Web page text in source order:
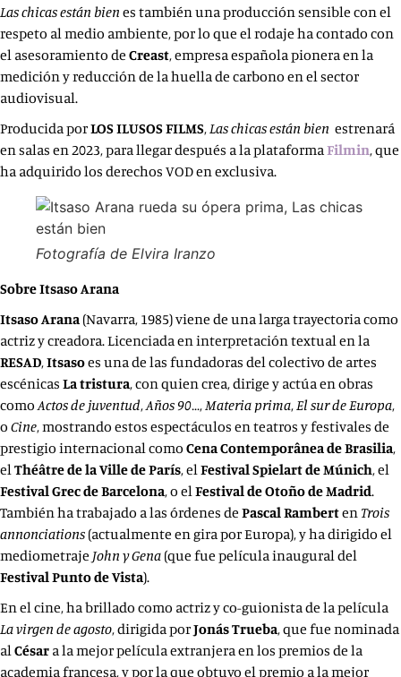
Las chicas están bien es también una producción sensible con el
respeto al medio ambiente, por lo que el rodaje ha contado con
el asesoramiento de Creast, empresa española pionera en la
medición y reducción de la huella de carbono en el sector
audiovisual.
Producida porLOS ILUSOS FILMS,Las chicas están bien estrenará
en salas en 2023, para llegar después a la plataformaFilmin, que
ha adquirido los derechos VOD en exclusiva.
Fotografía de Elvira Iranzo
SobreItsaso Arana
Itsaso Arana (Navarra, 1985) viene de una larga trayectoria como
actriz y creadora. Licenciada en interpretación textual en la
RESAD,Itsasoes una de las fundadoras del colectivo de artes
escénicas La tristura, con quien crea, dirige y actúa en obras
comoActos de juventud,Años 90…,Materia prima,El sur de Europa,
o Cine, mostrando estos espectáculos en teatros y festivales de
prestigio internacional como Cena Contemporânea de Brasilia,
elThéâtre de la Ville de París, elFestival Spielart de Múnich, el
Festival Grec de Barcelona, o elFestival de Otoño de Madrid.
También ha trabajado a las órdenes de Pascal Ramberten Trois
annonciations (actualmente en gira por Europa), y ha dirigido el
mediometraje John y Gena (que fue película inaugural del
Festival Punto de Vista).
En el cine, ha brillado como actriz y co-guionista de la película
La virgen de agosto, dirigida porJonás Trueba, que fue nominada
alCésar a la mejor película extranjera en los premios de la
academia francesa, y por la que obtuvo el premio a la mejor